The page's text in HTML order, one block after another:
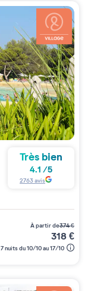
Très bien
4.1 /5
2763avis
à partir de374€
318€
7 nuits du 10/10 au 17/10